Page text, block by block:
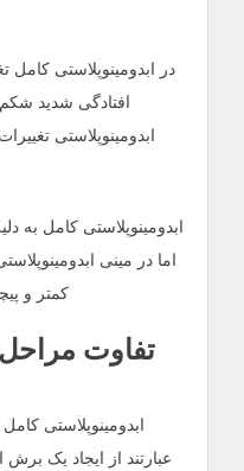
در ابدومینوپلاستی کامل
افتادگی شدید شکم
ابدومینوپلاستی
ابدومینوپلاستی کامل به
اما در مینی
کمتر و
تفاوت
ابدومینوپلاستی
عبارتند از ایجاد یک